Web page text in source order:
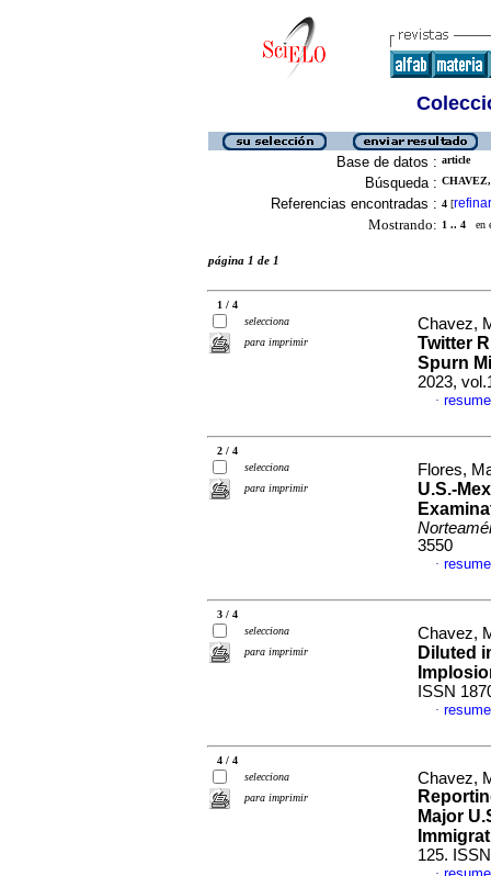
Base de datos : article
Búsqueda :
Referencias encontradas : 4 [refinar
Mostrando: 1 .. 4 en
página 1 de 1
1 / 4
selecciona
para imprimir
Chavez,
Twitter
Spurn
2023,
·
2 / 4
selecciona
para imprimir
Flores,
U.S.-
3550
·
3 / 4
selecciona
para imprimir
Chavez,
Diluted
ISSN
·
4 / 4
selecciona
para imprimir
Chavez,
Major
125.